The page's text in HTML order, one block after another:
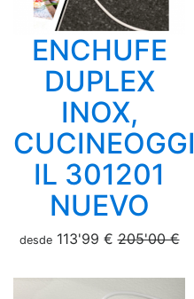
ENCHUFE
DUPLEX
INOX,
CUCINEOGGI
IL 301201
NUEVO
desde113'99 €205'00 €